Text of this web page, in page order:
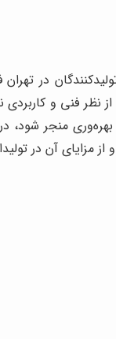
در
نظر فنی و کاربردی
منجر شود،
مزایای آن در